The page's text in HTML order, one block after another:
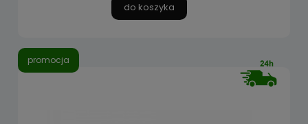
do koszyka
promocja